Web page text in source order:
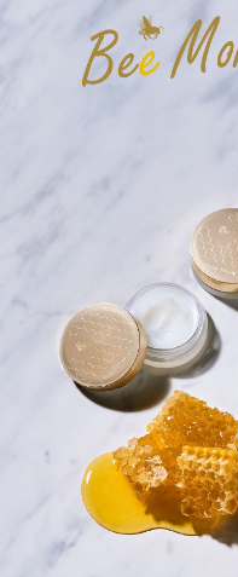
シェプロ
店舗紹介
ONLINE
JOURNAL